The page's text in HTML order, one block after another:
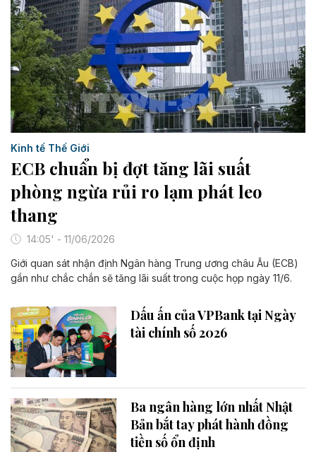
Kinh tế Thế Giới
ECB chuẩn bị đợt tăng lãi suất
phòng ngừa rủi ro lạm phát leo
thang
14:05' - 11/06/2026
Giới quan sát nhận định Ngân hàng Trung ương châu Âu (ECB)
gần như chắc chắn sẽ tăng lãi suất trong cuộc họp ngày 11/6.
Dấu ấn của VPBank tại Ngày
tài chính số 2026
Ba ngân hàng lớn nhất Nhật
Bản bắt tay phát hành đồng
tiền số ổn định